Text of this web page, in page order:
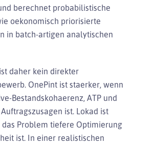
berechnet probabilistische
oekonomisch priorisierte
in batch-artigen analytischen
daher kein direkter
OnePint ist staerker, wenn
Bestandskohaerenz, ATP und
ist. Lokad ist
Problem tiefere Optimierung
ist. In einer realistischen